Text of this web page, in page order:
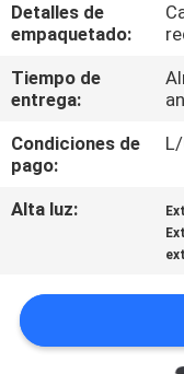
CONTROL
DE
CALIDAD
ÉNTRENOS
CON
Detalles de
empaquetado:
Tiempo de
entrega:
Condiciones de
pago:
Alta luz: